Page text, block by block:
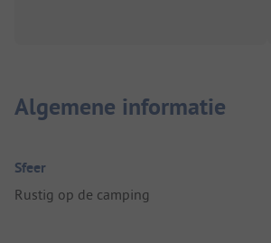
Algemene informatie
Sfeer
Rustig op de camping